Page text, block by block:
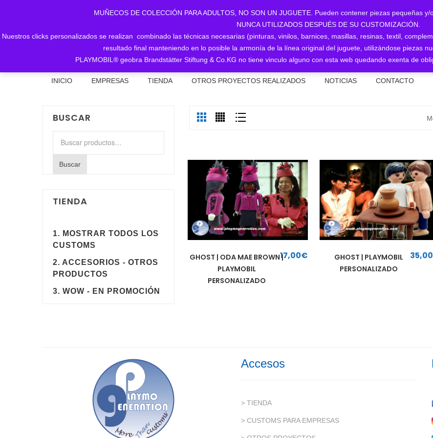
MUÑECOS DE COLECCIÓN PARA ADULTOS, NO SON UN JUGUETE. Pueden contener piezas pequeñas
NUNCA UTILIZADOS DESPUÉS DE SU CUSTOMIZACIÓN.
Nuestros clicks personalizados se realizan combinado las técnicas necesarias (pinturas, vinilos, barnices, masillas, resinas, textil,
resultado final manteniendo en lo posible la armonía de la línea original del juguete, utilizándose piezas
PLAYMOBIL® geobra Brandstätter Stiftung & Co.KG no tiene vinculo alguno con esta web quedando exenta de
INICIO EMPRESAS TIENDA OTROS PROYECTOS REALIZADOS NOTICIAS CONTACTO
BUSCAR
Buscar
TIENDA
1. MOSTRAR TODOS LOS
CUSTOMS
2. ACCESORIOS - OTROS
PRODUCTOS
3. WOW - EN PROMOCIÓN
GHOST | ODA MAE BROWN |
PLAYMOBIL
PERSONALIZADO
17,00€
GHOST | PLAYMOBIL
PERSONALIZADO
35,00
Accesos
> TIENDA
> CUSTOMS PARA EMPRESAS